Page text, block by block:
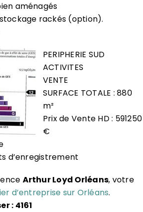
aménagés
rackés (option).
PERIPHERIE SUD
ACTIVITES
VENTE
SURFACE TOTALE : 880
m²
Prix de Vente HD : 591250
€
d’enregistrement
Arthur Loyd Orléans, votre
d’entreprise sur Orléans.
: 4161